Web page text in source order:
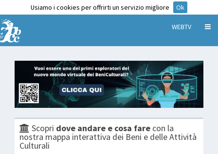
Usiamo i cookies per offrirti un servizio migliore Ok
WEBTV
Scopri dove andare e cosa fare con la
nostra mappa interattiva dei Beni e delle Attività
Culturali